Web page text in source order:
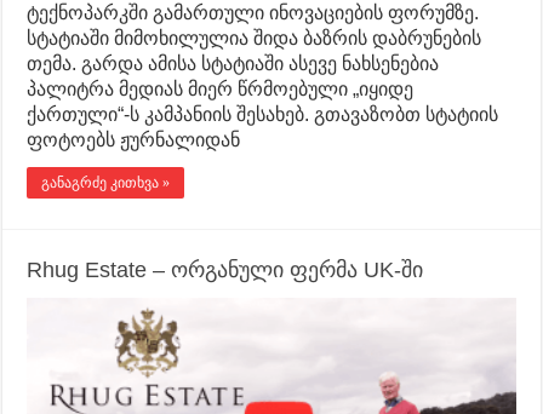
ტექნოპარკში გამართული ინოვაციების ფორუმზე.
სტატიაში მიმოხილულია შიდა ბაზრის დაბრუნების
თემა. გარდა ამისა სტატიაში ასევე ნახსენებია
პალიტრა მედიას მიერ წრმოებული „იყიდე
ქართული“-ს კამპანიის შესახებ. გთავაზობთ სტატიის
ფოტოებს ჟურნალიდან
განაგრძე კითხვა »
Rhug Estate – ორგანული ფერმა UK-ში